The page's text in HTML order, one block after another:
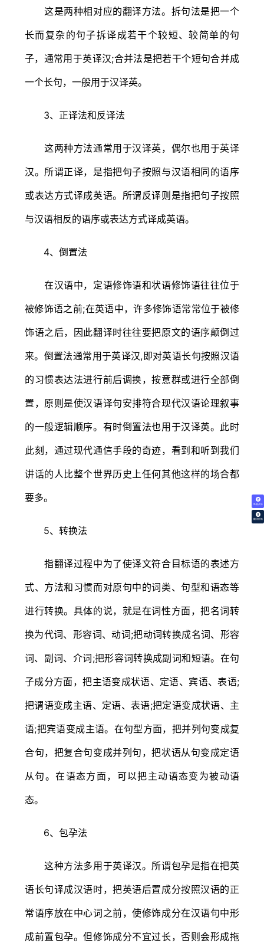
免费试译
翻译价格
这是两种相对应的翻译方法。拆句法是把一个
长而复杂的句子拆译成若干个较短、较简单的句
子，通常用于英译汉;合并法是把若干个短句合并成
一个长句，一般用于汉译英。
3、正译法和反译法
这两种方法通常用于汉译英，偶尔也用于英译
汉。所谓正译，是指把句子按照与汉语相同的语序
或表达方式译成英语。所谓反译则是指把句子按照
与汉语相反的语序或表达方式译成英语。
4、倒置法
在汉语中，定语修饰语和状语修饰语往往位于
被修饰语之前;在英语中，许多修饰语常常位于被修
饰语之后，因此翻译时往往要把原文的语序颠倒过
来。倒置法通常用于英译汉,即对英语长句按照汉语
的习惯表达法进行前后调换，按意群或进行全部倒
置，原则是使汉语译句安排符合现代汉语论理叙事
的一般逻辑顺序。有时倒置法也用于汉译英。此时
此刻，通过现代通信手段的奇迹，看到和听到我们
讲话的人比整个世界历史上任何其他这样的场合都
要多。
5、转换法
指翻译过程中为了使译文符合目标语的表述方
式、方法和习惯而对原句中的词类、句型和语态等
进行转换。具体的说，就是在词性方面，把名词转
换为代词、形容词、动词;把动词转换成名词、形容
词、副词、介词;把形容词转换成副词和短语。在句
子成分方面，把主语变成状语、定语、宾语、表语;
把谓语变成主语、定语、表语;把定语变成状语、主
语;把宾语变成主语。在句型方面，把并列句变成复
合句，把复合句变成并列句，把状语从句变成定语
从句。在语态方面，可以把主动语态变为被动语
态。
6、包孕法
这种方法多用于英译汉。所谓包孕是指在把英
语长句译成汉语时，把英语后置成分按照汉语的正
常语序放在中心词之前，使修饰成分在汉语句中形
成前置包孕。但修饰成分不宜过长，否则会形成拖